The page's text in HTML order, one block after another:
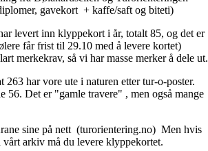
gavekort + kaffe/saft og biteti)
levert inn klyppekort i år, totalt 85, og det er
får frist til 29.10 med å levere kortet)
merkekrav, så vi har masse merker å dele
263 har vore ute i naturen etter tur-o-poster.
56. Det er "gamle travere" , men også mange
sine på nett (turorientering.no) Men hvis
arkiv må du levere klyppekortet.